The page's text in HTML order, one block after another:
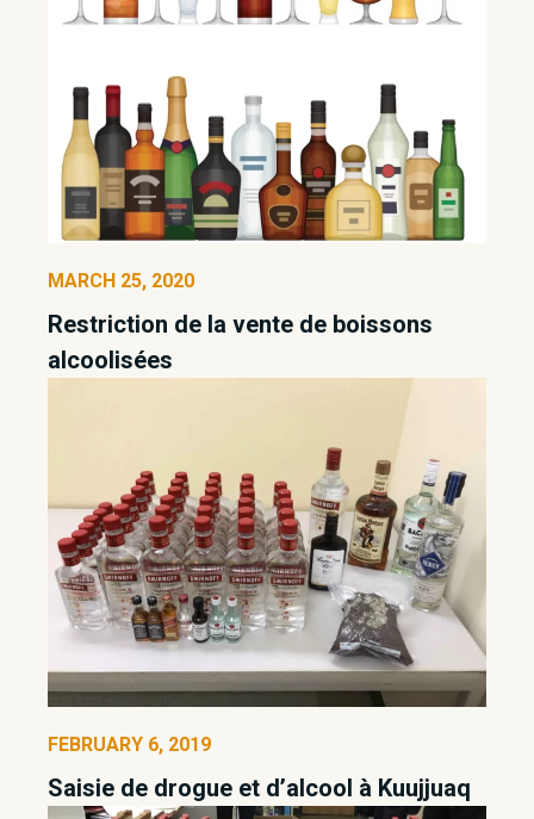
MARCH 25, 2020
Restriction de la vente de boissons
alcoolisées
FEBRUARY 6, 2019
Saisie de drogue et d’alcool à Kuujjuaq